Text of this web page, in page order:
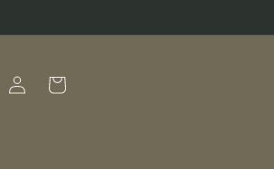
Warenkorb